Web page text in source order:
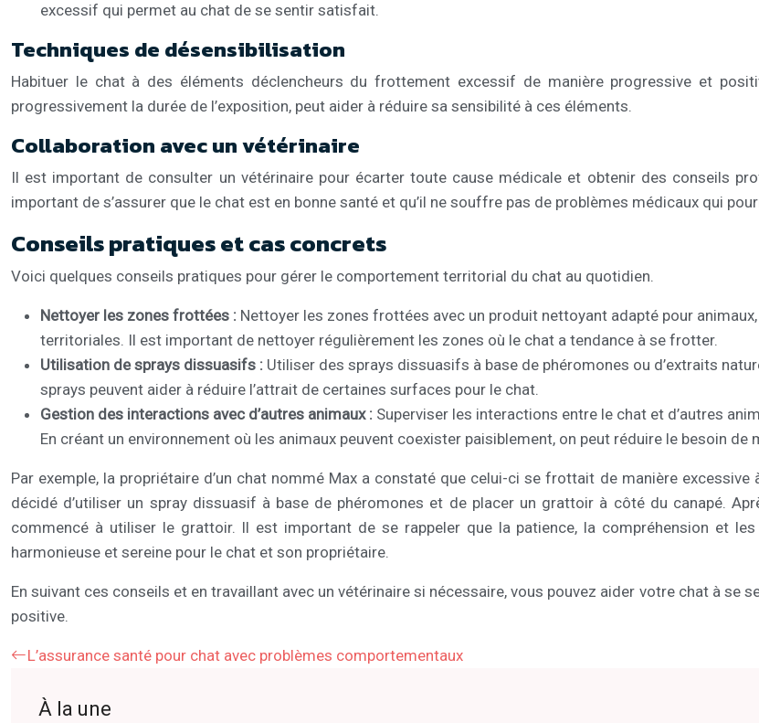
excessif qui permet au chat de se sentir satisfait.
Techniques de désensibilisation
Habituer le chat à des éléments déclencheurs du frottement excessif de manière progressive et
progressivement la durée de l’exposition, peut aider à réduire sa sensibilité à ces éléments.
Collaboration avec un vétérinaire
Il est important de consulter un vétérinaire pour écarter toute cause médicale et obtenir des conseils
important de s’assurer que le chat est en bonne santé et qu’il ne souffre pas de problèmes médicaux qui
Conseils pratiques et cas concrets
Voici quelques conseils pratiques pour gérer le comportement territorial du chat au quotidien.
Nettoyer les zones frottées : Nettoyer les zones frottées avec un produit nettoyant adapté pour
territoriales. Il est important de nettoyer régulièrement les zones où le chat a tendance à se frotter.
Utilisation de sprays dissuasifs : Utiliser des sprays dissuasifs à base de phéromones ou d’extraits
sprays peuvent aider à réduire l’attrait de certaines surfaces pour le chat.
Gestion des interactions avec d’autres animaux : Superviser les interactions entre le chat et d’autres
En créant un environnement où les animaux peuvent coexister paisiblement, on peut réduire le besoin
Par exemple, la propriétaire d’un chat nommé Max a constaté que celui-ci se frottait de manière
décidé d’utiliser un spray dissuasif à base de phéromones et de placer un grattoir à côté du canapé.
commencé à utiliser le grattoir. Il est important de se rappeler que la patience, la compréhension et
harmonieuse et sereine pour le chat et son propriétaire.
En suivant ces conseils et en travaillant avec un vétérinaire si nécessaire, vous pouvez aider votre chat à
positive.
L’assurance santé pour chat avec problèmes comportementaux
À la une